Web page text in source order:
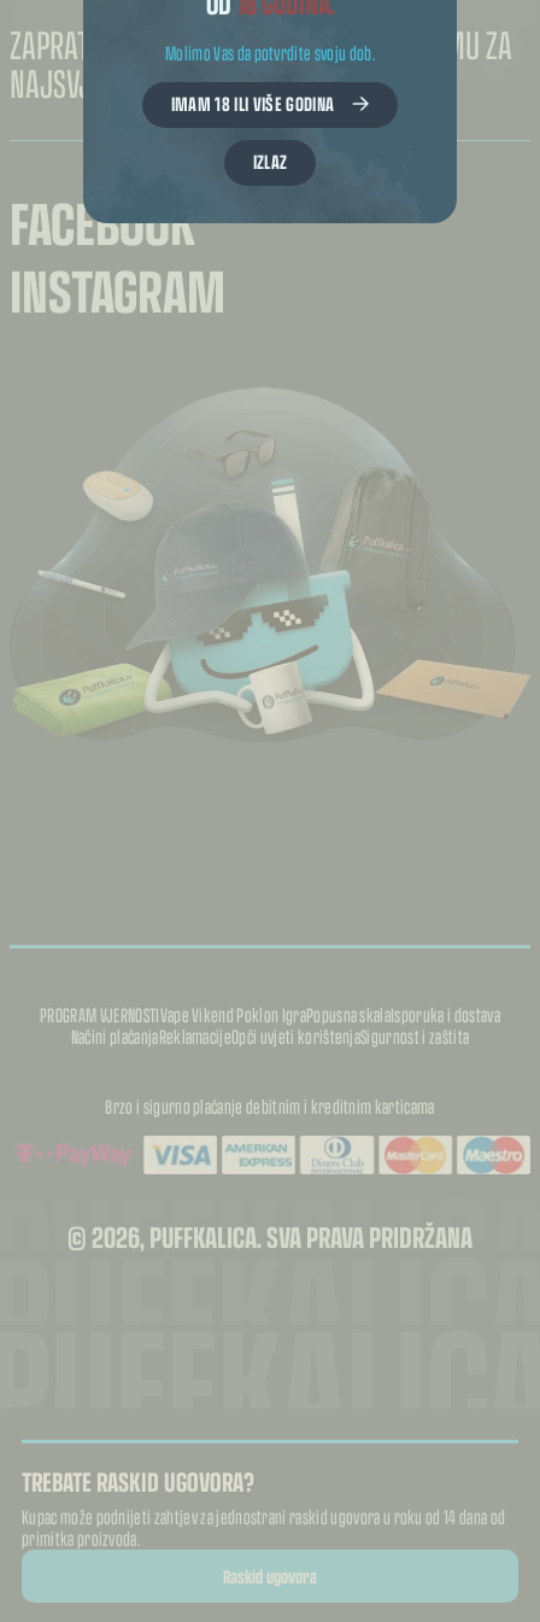
Molimo Vas da potvrdite svoju dob.
IMAM 18 ILI VIŠE GODINA
IZLAZ
stranici
proizvoda
ZAPRATI NAS NA FACEBOOK-U I INSTAGRAMU ZA
NAJSVJEŽIJE NOVOSTI I POGODNOSTI.
FACEBOOK
INSTAGRAM
PROGRAM VJERNOSTIVape Vikend Poklon IgraPopusna skalaIsporuka i dostava
Načini plaćanjaReklamacijeOpći uvjeti korištenjaSigurnost i zaštita
Brzo i sigurno plaćanje debitnim i kreditnim karticama
© 2026, PUFFKALICA. SVA PRAVA PRIDRŽANA
TREBATE RASKID UGOVORA?
Kupac može podnijeti zahtjev za jednostrani raskid ugovora u roku od 14 dana od
primitka proizvoda.
Raskid ugovora